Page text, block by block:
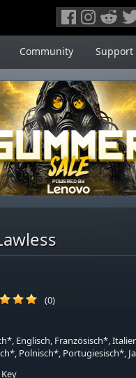
Community Support
(0)
Englisch, Französisch*,
Polnisch*, Portugiesisch*,